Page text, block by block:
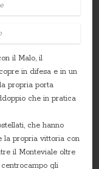
il Malo, il
in difesa e in un
propria porta
che in pratica
che hanno
la propria vittoria con
il Monteviale oltre
gli